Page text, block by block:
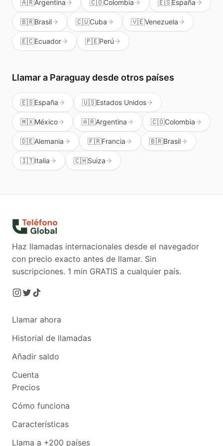
🇦🇷Argentina 🇨🇴Colombia 🇪🇸España
🇧🇷Brasil 🇨🇺Cuba 🇻🇪Venezuela
🇪🇨Ecuador 🇵🇪Perú
Llamar a Paraguaydesde otros países
🇪🇸España 🇺🇸Estados Unidos
🇲🇽México 🇦🇷Argentina 🇨🇴Colombia
🇩🇪Alemania 🇫🇷Francia 🇧🇷Brasil
🇮🇹Italia 🇨🇭Suiza
Haz llamadas internacionales desde el navegador
con precio exacto antes de llamar. Sin
suscripciones. 1 min GRATIS a cualquier país.
Llamar ahora
Historial de llamadas
Añadir saldo
Cuenta
Precios
Cómo funciona
Características
Llama a +200 países